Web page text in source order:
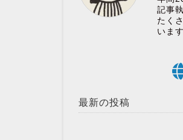
記事
たく
いま
最新の投稿